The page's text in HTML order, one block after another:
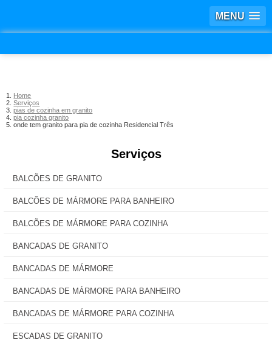
MENU
Home
Serviços
pias de cozinha em granito
pia cozinha granito
onde tem granito para pia de cozinha Residencial Três
Serviços
BALCÕES DE GRANITO
BALCÕES DE MÁRMORE PARA BANHEIRO
BALCÕES DE MÁRMORE PARA COZINHA
BANCADAS DE GRANITO
BANCADAS DE MÁRMORE
BANCADAS DE MÁRMORE PARA BANHEIRO
BANCADAS DE MÁRMORE PARA COZINHA
ESCADAS DE GRANITO